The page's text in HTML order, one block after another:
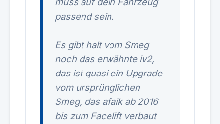
passend sein.
Es gibt halt vom Smeg
noch das erwähnte iv2,
das ist quasi ein Upgrade
vom ursprünglichen
Smeg, das afaik ab 2016
bis zum Facelift verbaut